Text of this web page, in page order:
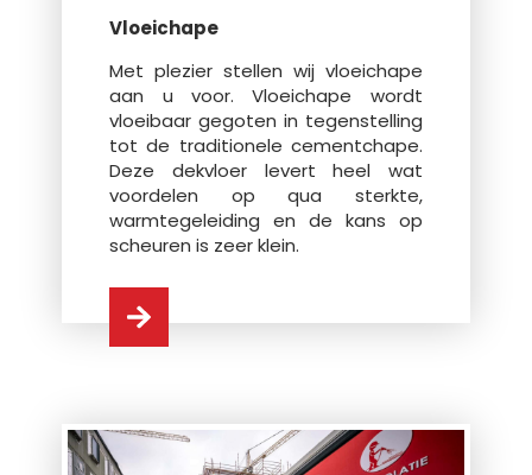
Vloeichape
Met plezier stellen wij vloeichape
aan u voor. Vloeichape wordt
vloeibaar gegoten in tegenstelling
tot de traditionele cementchape.
Deze dekvloer levert heel wat
voordelen op qua sterkte,
warmtegeleiding en de kans op
scheuren is zeer klein.